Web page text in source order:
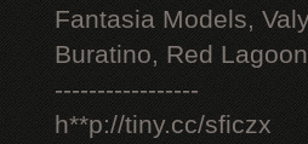
Fantasia Models,
Buratino, Red
-----------------
h**p://tiny.cc/sficzx